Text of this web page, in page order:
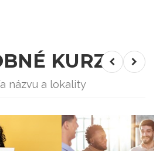
KURZY
názvu a lokality